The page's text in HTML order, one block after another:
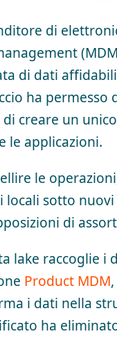
di
di dati
ha permesso
creare un
le applicazioni.
le
locali sotto
di
lake raccoglie
Product MDM
i dati nella
ha